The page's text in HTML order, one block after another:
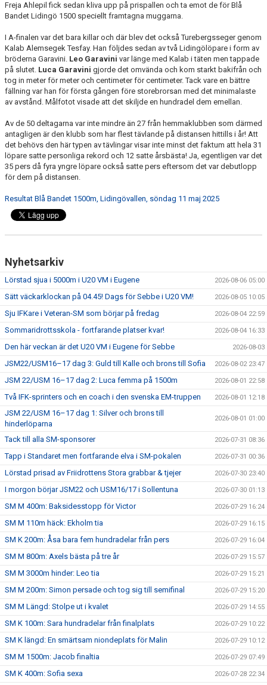
Freja Ahlepil fick sedan kliva upp på prispallen och ta emot de för Blå
Bandet Lidingö 1500 speciellt framtagna muggarna.
I A-finalen var det bara killar och där blev det också Turebergsseger genom
Kalab Alemsegek Tesfay. Han följdes sedan av två Lidingölöpare i form av
bröderna Garavini. Leo Garavini var länge med Kalab i täten men tappade
på slutet. Luca Garavini gjorde det omvända och kom starkt bakifrån och
tog in meter för meter och centimeter för centimeter. Tack vare en bättre
fällning var han för första gången före storebrorsan med det minimalaste
av avstånd. Målfotot visade att det skiljde en hundradel dem emellan.
Av de 50 deltagarna var inte mindre än 27 från hemmaklubben som därmed
antagligen är den klubb som har flest tävlande på distansen hittills i år! Att
det behövs den här typen av tävlingar visar inte minst det faktum att hela 31
löpare satte personliga rekord och 12 satte årsbästa! Ja, egentligen var det
35 pers då fyra yngre löpare också satte pers eftersom det var debutlopp
för dem på distansen.
Resultat Blå Bandet 1500m, Lidingövallen, söndag 11 maj 2025
Nyhetsarkiv
Lörstad sjua i 5000m i U20 VM i Eugene 2026-08-06 05:00
Sätt väckarklockan på 04.45! Dags för Sebbe i U20 VM! 2026-08-05 10:05
Sju IFKare i Veteran-SM som börjar på fredag 2026-08-04 22:59
Sommaridrottsskola - fortfarande platser kvar! 2026-08-04 16:33
Den här veckan är det U20 VM i Eugene för Sebbe 2026-08-03
JSM22/USM16–17 dag 3: Guld till Kalle och brons till Sofia 2026-08-02 23:47
JSM 22/USM 16–17 dag 2: Luca femma på 1500m 2026-08-01 22:58
Två IFK-sprinters och en coach i den svenska EM-truppen 2026-08-01 12:18
JSM 22/USM 16–17 dag 1: Silver och brons till
hinderlöparna
2026-08-01 01:00
Tack till alla SM-sponsorer 2026-07-31 08:36
Tapp i Standaret men fortfarande elva i SM-pokalen 2026-07-31 00:36
Lörstad prisad av Friidrottens Stora grabbar & tjejer 2026-07-30 23:40
I morgon börjar JSM22 och USM16/17 i Sollentuna 2026-07-30 01:13
SM M 400m: Baksidesstopp för Victor 2026-07-29 16:24
SM M 110m häck: Ekholm tia 2026-07-29 16:15
SM K 200m: Åsa bara fem hundradelar från pers 2026-07-29 16:04
SM M 800m: Axels bästa på tre år 2026-07-29 15:57
SM M 3000m hinder: Leo tia 2026-07-29 15:21
SM M 200m: Simon persade och tog sig till semifinal 2026-07-29 15:20
SM M Längd: Stolpe ut i kvalet 2026-07-29 14:55
SM K 100m: Sara hundradelar från finalplats 2026-07-29 10:22
SM K längd: En smärtsam niondeplats för Malin 2026-07-29 10:12
SM M 1500m: Jacob finaltia 2026-07-29 07:49
SM K 400m: Sofia sexa 2026-07-28 22:34